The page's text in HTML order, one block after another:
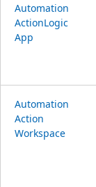
Automation
ActionLogic
App
Automation
Action
Workspace